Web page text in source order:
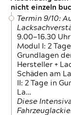
nicht einzeln
Termin 9/10:
9.00—16.30 Uhr
Modul I: 2
Grundlagen
Hersteller +
Schäden am
II: 2 Tage in
La…
Diese